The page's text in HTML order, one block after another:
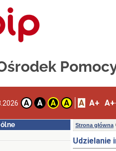
A A A A A A+
Strona główna
Udzielanie